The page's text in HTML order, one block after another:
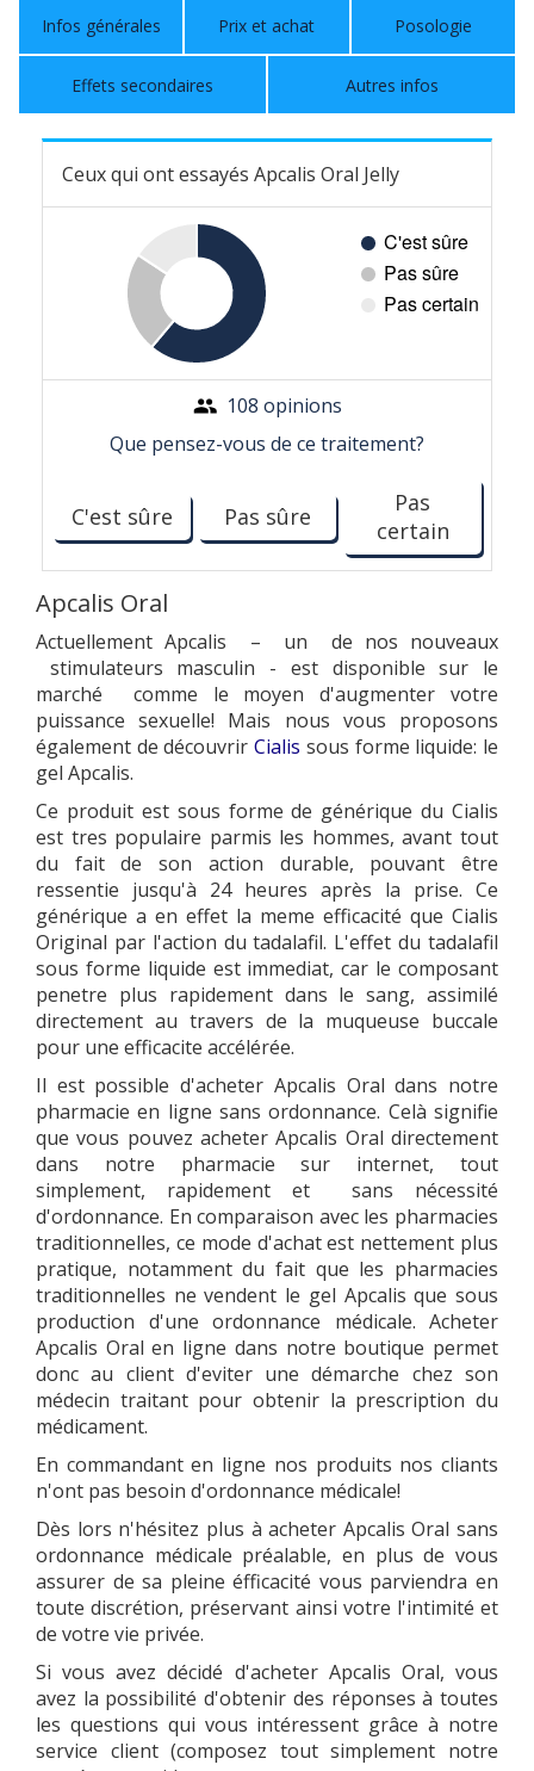
Infos générales Prix et achat Posologie
Effets secondaires Autres infos
Ceux qui ont essayés Apcalis Oral Jelly
108 opinions
Que pensez-vous de ce traitement?
C'est sûre Pas sûre
Pas
certain
Apcalis Oral
Actuellement Apcalis – un de nos nouveaux
stimulateurs masculin - est disponible sur le
marché comme le moyen d'augmenter votre
puissance sexuelle! Mais nous vous proposons
également de découvrirCialis sous forme liquide: le
gel Apcalis.
Ce produit est sous forme de générique du Cialis
est tres populaire parmis les hommes, avant tout
du fait de son action durable, pouvant être
ressentie jusqu'à 24 heures après la prise. Ce
générique a en effet la meme efficacité que Cialis
Original par l'action du tadalafil. L'effet du tadalafil
sous forme liquide est immediat, car le composant
penetre plus rapidement dans le sang, assimilé
directement au travers de la muqueuse buccale
pour une efficacite accélérée.
Il est possible d'acheter Apcalis Oral dans notre
pharmacie en ligne sans ordonnance. Celà signifie
que vous pouvez acheter Apcalis Oral directement
dans notre pharmacie sur internet, tout
simplement, rapidement et sans nécessité
d'ordonnance. En comparaison avec les pharmacies
traditionnelles, ce mode d'achat est nettement plus
pratique, notamment du fait que les pharmacies
traditionnelles ne vendent le gel Apcalis que sous
production d'une ordonnance médicale. Acheter
Apcalis Oral en ligne dans notre boutique permet
donc au client d'eviter une démarche chez son
médecin traitant pour obtenir la prescription du
médicament.
En commandant en ligne nos produits nos cliants
n'ont pas besoin d'ordonnance médicale!
Dès lors n'hésitez plus à acheter Apcalis Oral sans
ordonnance médicale préalable, en plus de vous
assurer de sa pleine éfficacité vous parviendra en
toute discrétion, préservant ainsi votre l'intimité et
de votre vie privée.
Si vous avez décidé d'acheter Apcalis Oral, vous
avez la possibilité d'obtenir des réponses à toutes
les questions qui vous intéressent grâce à notre
service client (composez tout simplement notre